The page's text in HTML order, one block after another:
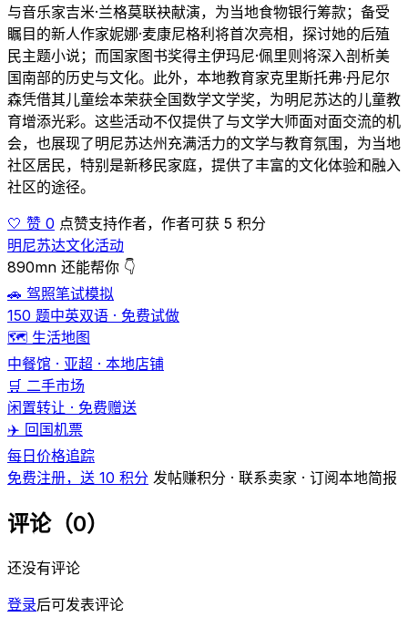
与音乐家吉米·兰格莫联袂献演，为当地食物银行筹款；备受
瞩目的新人作家妮娜·麦康尼格利将首次亮相，探讨她的后殖
民主题小说；而国家图书奖得主伊玛尼·佩里则将深入剖析美
国南部的历史与文化。此外，本地教育家克里斯托弗·丹尼尔
森凭借其儿童绘本荣获全国数学文学奖，为明尼苏达的儿童教
育增添光彩。这些活动不仅提供了与文学大师面对面交流的机
会，也展现了明尼苏达州充满活力的文学与教育氛围，为当地
社区居民，特别是新移民家庭，提供了丰富的文化体验和融入
社区的途径。
🤍 赞 0 点赞支持作者，作者可获 5 积分
明尼苏达文化活动
890mn 还能帮你 👇
🚗 驾照笔试模拟
150 题中英双语 · 免费试做
🗺️ 生活地图
中餐馆 · 亚超 · 本地店铺
🛒 二手市场
闲置转让 · 免费赠送
✈️ 回国机票
每日价格追踪
免费注册，送 10 积分 发帖赚积分 · 联系卖家 · 订阅本地简报
评论（0）
还没有评论
登录后可发表评论